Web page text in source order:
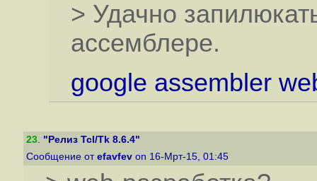
> Удачно
ассемблере.
google assembler
23. "Релиз Tcl/Tk 8.6.4"
Сообщение от efavfev on 16-Мрт-15, 01:45